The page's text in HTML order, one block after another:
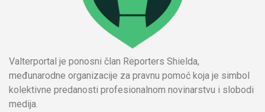
Valterportal je ponosni član Reporters Shielda,
međunarodne organizacije za pravnu pomoć koja je simbol
kolektivne predanosti profesionalnom novinarstvu i slobodi
medija.